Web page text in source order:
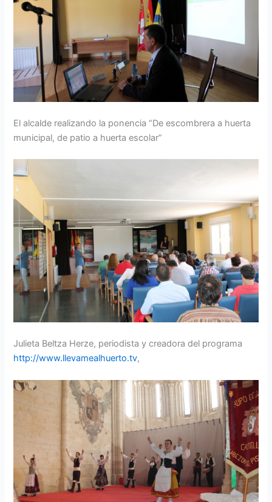
El alcalde realizando la ponencia “De escombrera a huerta
municipal, de patio a huerta escolar”
Julieta Beltza Herze, periodista y creadora del programa
http://www.llevamealhuerto.tv,